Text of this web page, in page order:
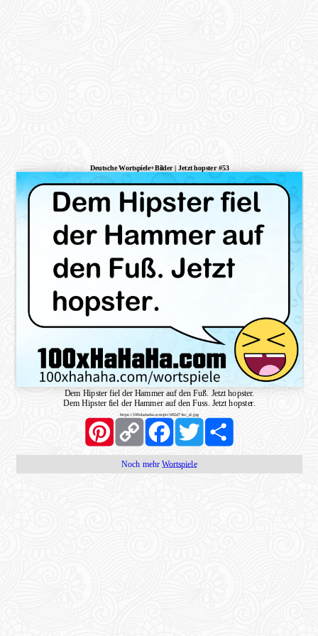
Deutsche Wortspiele+Bilder | Jetzt hopster #53
Dem Hipster fiel der Hammer auf den Fuß. Jetzt hopster.
Dem Hipster fiel der Hammer auf den Fuss. Jetzt hopster.
https://100xhahaha.com/pic!e92d74cc_sf.jpg
PinterestCopy
Link
FacebookTwitter Share
Noch mehr Wortspiele